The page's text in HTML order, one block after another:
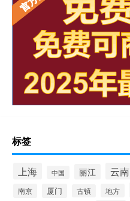
标签
上海 中国 丽江 云南
南京 厦门 古镇 地方